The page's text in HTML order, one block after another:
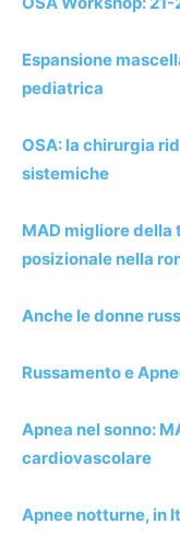
Espansione
pediatrica
OSA: la chirurgia
sistemiche
MAD migliore della
posizionale nella
Anche le donne
Russamento e
Apnea nel sonno:
cardiovascolare
Apnee notturne, in